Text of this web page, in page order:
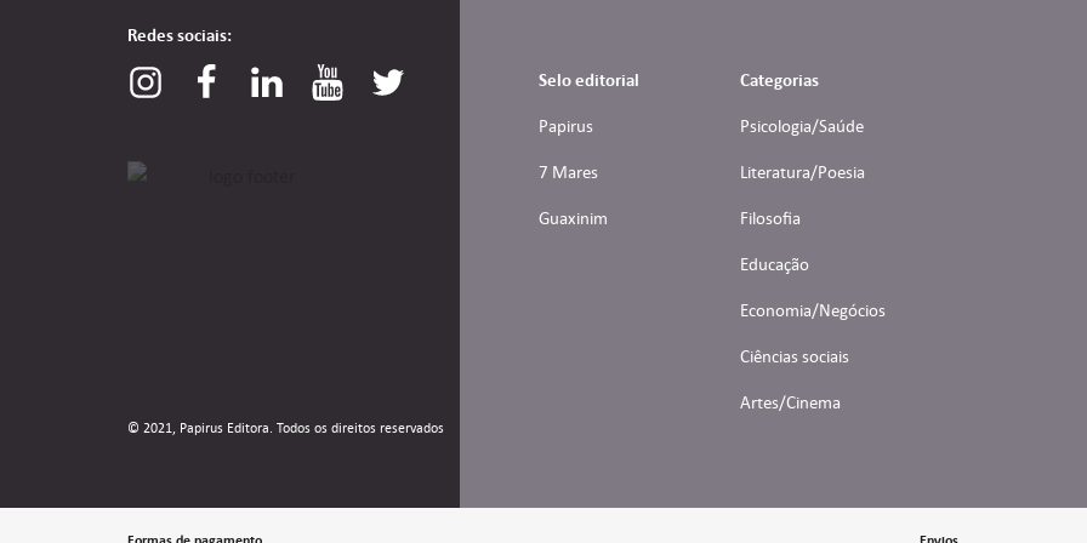
Redes sociais:
© 2021, Papirus Editora. Todos os direitos reservados
Selo editorial
Papirus
7 Mares
Guaxinim
Categorias
Psicologia/Saúde
Literatura/Poesia
Filosofia
Educação
Economia/Negócios
Ciências sociais
Artes/Cinema